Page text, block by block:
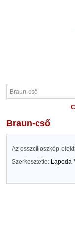
Braun-cső
Az osszcilloszkóp-
Szerkesztette: Lapoda